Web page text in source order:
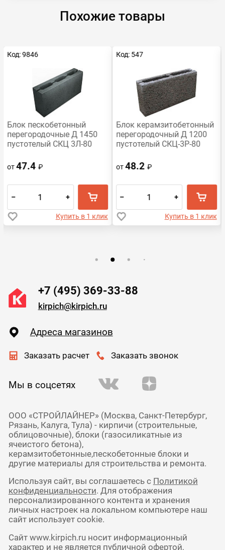
Похожие товары
Код: 9846
Блок пескобетонный
перегородочные Д 1450
пустотелый СКЦ 3Л-80
от47.4₽
– +
Купить в 1 клик
Код: 547
Блок керамзитобетонный
перегородочный Д 1200
пустотелый СКЦ-3Р-80
от48.2₽
– +
Купить в 1 клик
+7 (495) 369-33-88
kirpich@kirpich.ru
Адреса магазинов
Заказать расчет Заказать звонок
Мы в соцсетях
ООО «СТРОЙЛАЙНЕР» (Москва, Санкт-Петербург,
Рязань, Калуга, Тула) - кирпичи (строительные,
облицовочные), блоки (газосиликатные из
ячеистого бетона),
керамзитобетонные,пескобетонные блоки и
другие материалы для строительства и ремонта.
Используя сайт, вы соглашаетесь с Политикой
конфиденциальности. Для отображения
персонализированного контента и хранения
личных настроек на локальном компьютере наш
сайт использует cookie.
Сайт www.kirpich.ru носит информационный
характер и не является публичной офертой,